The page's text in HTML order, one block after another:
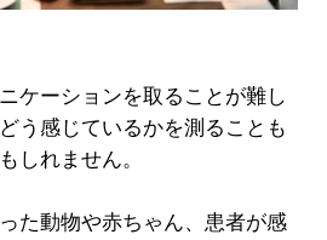
ケーションを取ることが難し
う感じているかを測ることも
しれません。
た動物や赤ちゃん、患者が感